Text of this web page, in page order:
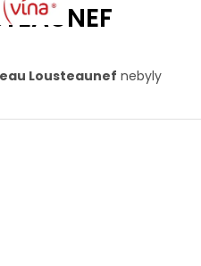
Lousteaunef nebyly